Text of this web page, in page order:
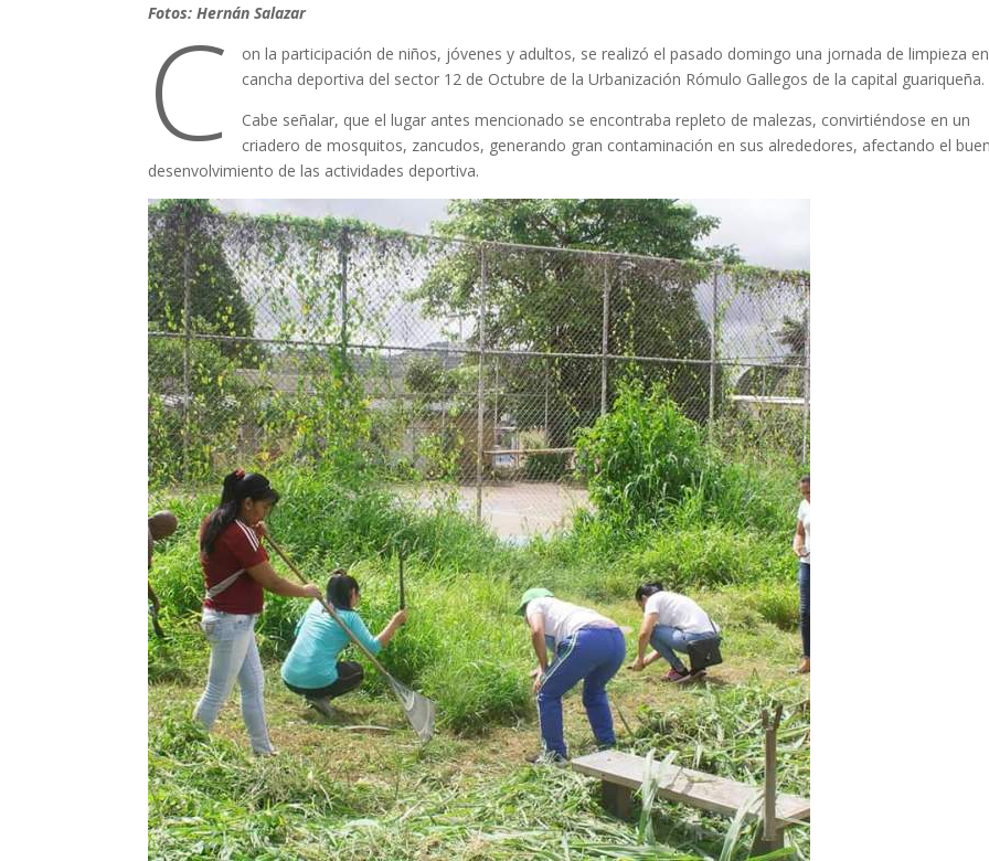
Fotos: Hernán Salazar
C
on la participación de niños, jóvenes y adultos, se realizó el pasado domingo una jornada de limpieza
cancha deportiva del sector 12 de Octubre de la Urbanización Rómulo Gallegos de la capital guariqueña.
Cabe señalar, que el lugar antes mencionado se encontraba repleto de malezas, convirtiéndose en un
criadero de mosquitos, zancudos, generando gran contaminación en sus alrededores, afectando el
desenvolvimiento de las actividades deportiva.